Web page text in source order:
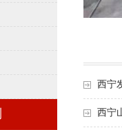
西宁
西宁